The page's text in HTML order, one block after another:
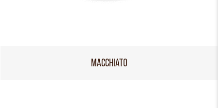
MACCHIATO